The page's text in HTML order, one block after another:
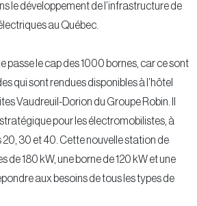
le développement de l’infrastructure de
au Québec.
passe le cap des 1000 bornes, car ce sont
qui sont rendues disponibles à l’hôtel
Vaudreuil-Dorion du Groupe Robin. Il
pour les électromobilistes, à
30 et 40. Cette nouvelle station de
de 180 kW, une borne de 120 kW et une
aux besoins de tous les types de